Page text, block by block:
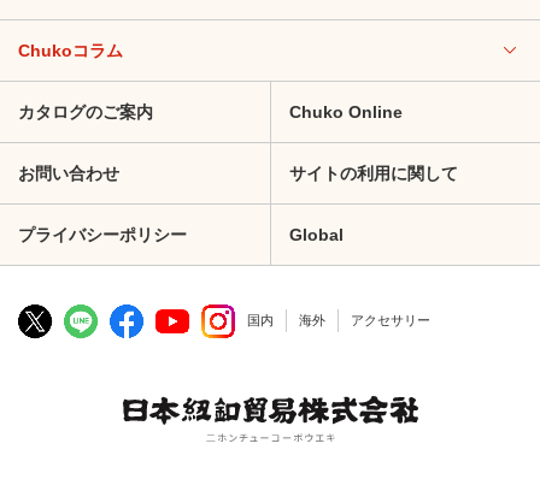
Chukoコラム
カタログのご案内 Chuko Online
お問い合わせ サイトの利用に関して
プライバシーポリシー Global
国内 海外 アクセサリー